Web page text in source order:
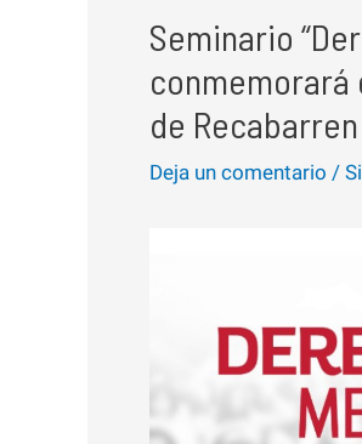
Seminario
conmemorará
de Recabarren
Deja un comentario /